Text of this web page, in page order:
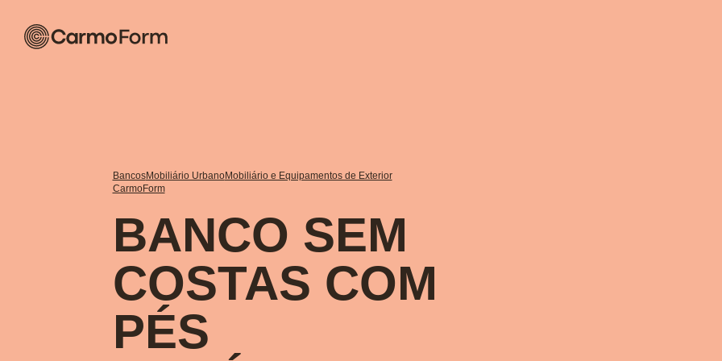
BancosMobiliário UrbanoMobiliário e Equipamentos de Exterior
CarmoForm
BANCO SEM
COSTAS COM
PÉS